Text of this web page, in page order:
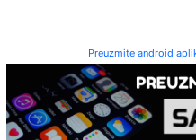
Preuzmite android